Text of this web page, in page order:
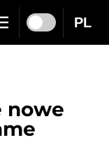
PL
nowe